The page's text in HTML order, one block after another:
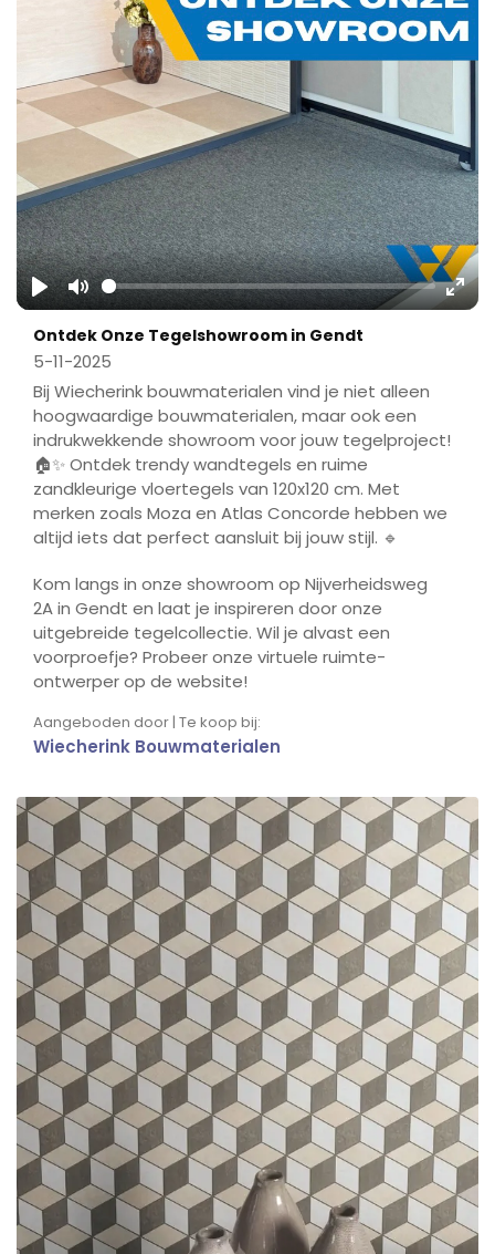
Play Mute
Ontdek Onze Tegelshowroom in Gendt
5-11-2025
Bij Wiecherink bouwmaterialen vind je niet alleen
hoogwaardige bouwmaterialen, maar ook een
indrukwekkende showroom voor jouw tegelproject!
🏠✨ Ontdek trendy wandtegels en ruime
zandkleurige vloertegels van 120x120 cm. Met
merken zoals Moza en Atlas Concorde hebben we
altijd iets dat perfect aansluit bij jouw stijl. 🔹
Kom langs in onze showroom op Nijverheidsweg
2A in Gendt en laat je inspireren door onze
uitgebreide tegelcollectie. Wil je alvast een
voorproefje? Probeer onze virtuele ruimte-
ontwerper op de website!
Aangeboden door | Te koop bij:
Wiecherink Bouwmaterialen